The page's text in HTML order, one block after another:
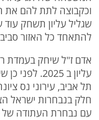
וכקבוצה לתת להם את
שגליל עליון תשחק
להתאחד כל האזור
אדם ז"ל שיחק בעמדת
עליון ב
תל אביב, עירוני נס
עם נבחרת העתודה של